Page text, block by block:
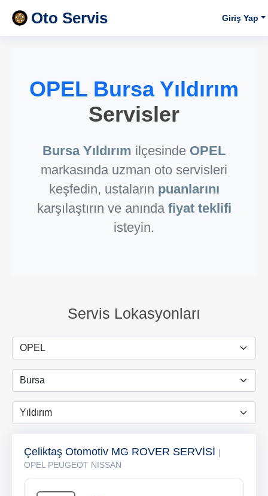
Oto Servis Giriş Yap
OPEL Bursa Yıldırım
Servisler
Bursa Yıldırım ilçesinde OPEL
markasında uzman oto servisleri
keşfedin, ustaların puanlarını
karşılaştırın ve anında fiyat teklifi
isteyin.
Servis Lokasyonları
Çeliktaş Otomotiv MG ROVER SERVİSİ |
OPEL PEUGEOT NISSAN